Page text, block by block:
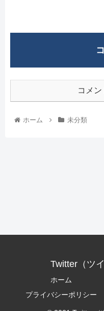
コメ
ホーム 未分類
Twitter（ツ
ホーム
プライバシーポリシー